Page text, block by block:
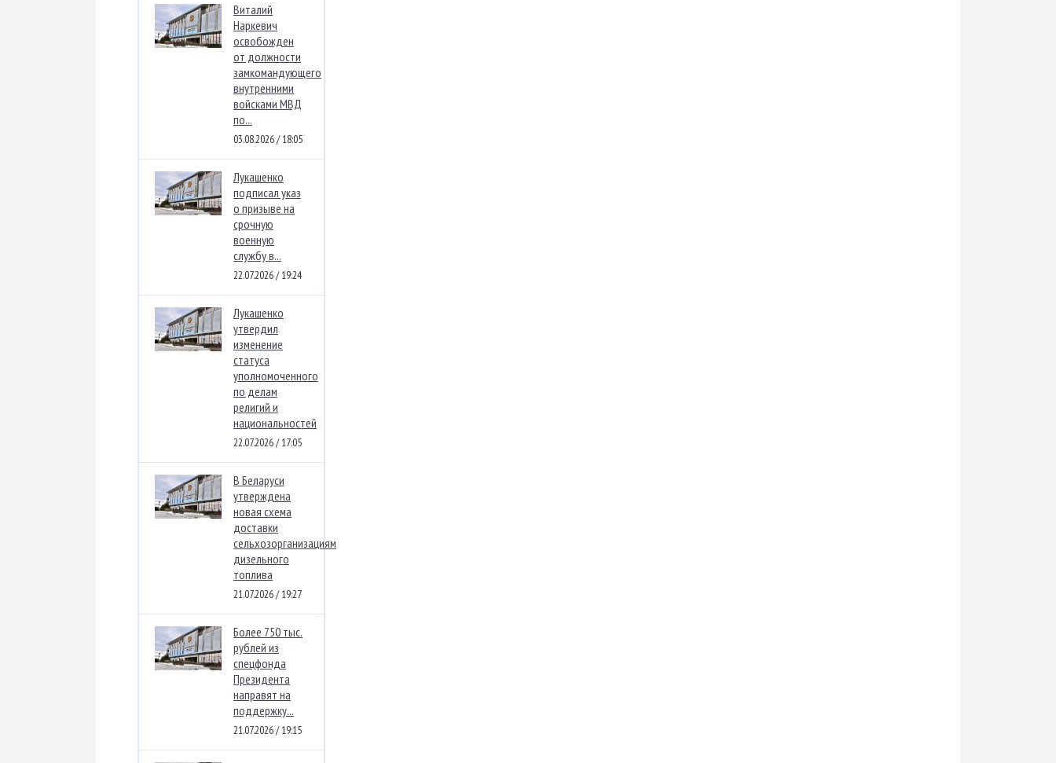
Виталий
Наркевич
освобожден
от должности
замкомандующего
внутренними
войсками МВД
по...
03.08.2026 / 18:05
Лукашенко
подписал указ
о призыве на
срочную
военную
службу в...
22.07.2026 / 19:24
Лукашенко
утвердил
изменение
статуса
уполномоченного
по делам
религий и
национальностей
22.07.2026 / 17:05
В Беларуси
утверждена
новая схема
доставки
сельхозорганизациям
дизельного
топлива
21.07.2026 / 19:27
Более 750 тыс.
рублей из
спецфонда
Президента
направят на
поддержку...
21.07.2026 / 19:15